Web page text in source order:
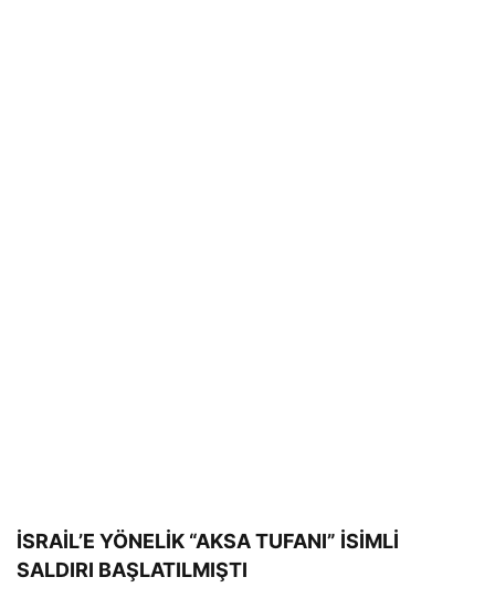
İSRAİL’E YÖNELİK “AKSA TUFANI” İSİMLİ
SALDIRI BAŞLATILMIŞTI